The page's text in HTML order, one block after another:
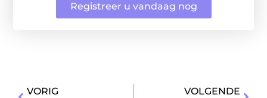
Registreer u vandaag nog
VORIG VOLGENDE